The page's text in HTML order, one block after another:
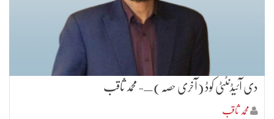
دی آئیڈنٹٹی کوڈ (آخری حصّہ) ـ- محمد ثاقب
محمد ثاقب